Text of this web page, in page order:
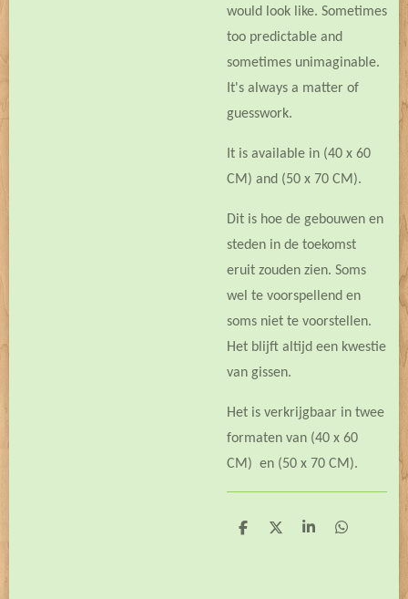
would look like. Sometimes
too predictable and
sometimes unimaginable.
It's always a matter of
guesswork.
It is available in (40 x 60
CM) and (50 x 70 CM).
Dit is hoe de gebouwen en
steden in de toekomst
eruit zouden zien. Soms
wel te voorspellend en
soms niet te voorstellen.
Het blijft altijd een kwestie
van gissen.
Het is verkrijgbaar in twee
formaten van (40 x 60
CM) en (50 x 70 CM).
D
D
S
D